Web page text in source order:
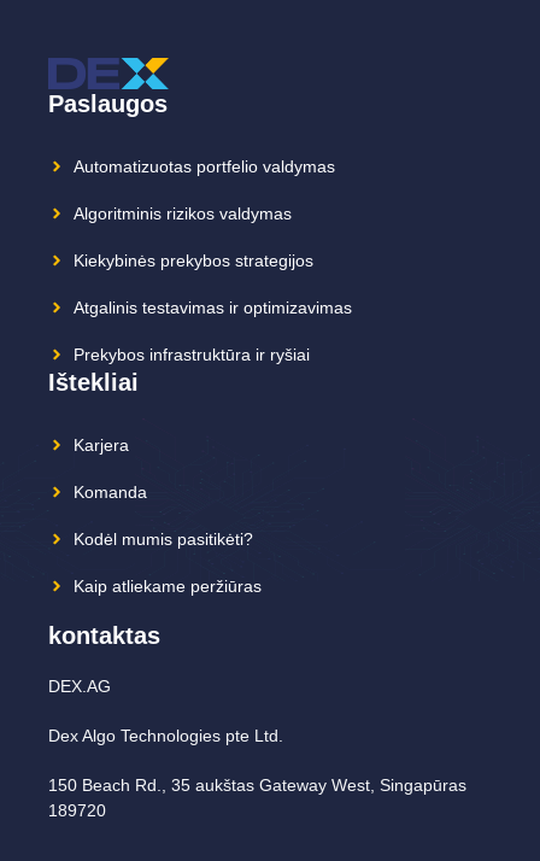
Paslaugos
Automatizuotas portfelio valdymas
Algoritminis rizikos valdymas
Kiekybinės prekybos strategijos
Atgalinis testavimas ir optimizavimas
Prekybos infrastruktūra ir ryšiai
Ištekliai
Karjera
Komanda
Kodėl mumis pasitikėti?
Kaip atliekame peržiūras
kontaktas
DEX.AG
Dex Algo Technologies pte Ltd.
150 Beach Rd., 35 aukštas Gateway West, Singapūras
189720